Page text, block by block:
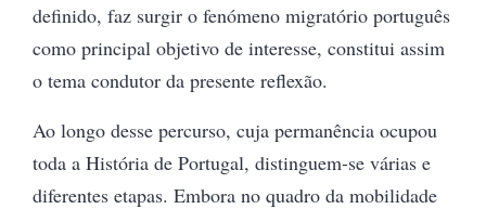
definido, faz surgir o fenómeno migratório português
como principal objetivo de interesse, constitui assim
o tema condutor da presente reflexão.
Ao longo desse percurso, cuja permanência ocupou
toda a História de Portugal, distinguem-se várias e
diferentes etapas. Embora no quadro da mobilidade